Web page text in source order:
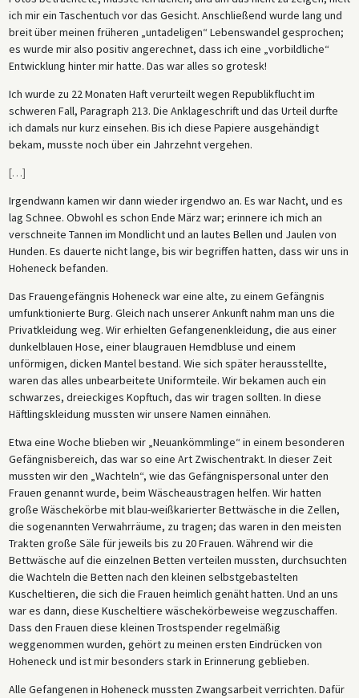
ich mir ein Taschentuch vor das Gesicht. Anschließend wurde lang und
breit über meinen früheren „untadeligen“ Lebenswandel gesprochen;
es wurde mir also positiv angerechnet, dass ich eine „vorbildliche“
Entwicklung hinter mir hatte. Das war alles so grotesk!
Ich wurde zu 22 Monaten Haft verurteilt wegen Republikflucht im
schweren Fall, Paragraph 213. Die Anklageschrift und das Urteil durfte
ich damals nur kurz einsehen. Bis ich diese Papiere ausgehändigt
bekam, musste noch über ein Jahrzehnt vergehen.
[…]
Irgendwann kamen wir dann wieder irgendwo an. Es war Nacht, und es
lag Schnee. Obwohl es schon Ende März war; erinnere ich mich an
verschneite Tannen im Mondlicht und an lautes Bellen und Jaulen von
Hunden. Es dauerte nicht lange, bis wir begriffen hatten, dass wir uns in
Hoheneck befanden.
Das Frauengefängnis Hoheneck war eine alte, zu einem Gefängnis
umfunktionierte Burg. Gleich nach unserer Ankunft nahm man uns die
Privatkleidung weg. Wir erhielten Gefangenenkleidung, die aus einer
dunkelblauen Hose, einer blaugrauen Hemdbluse und einem
unförmigen, dicken Mantel bestand. Wie sich später herausstellte,
waren das alles unbearbeitete Uniformteile. Wir bekamen auch ein
schwarzes, dreieckiges Kopftuch, das wir tragen sollten. In diese
Häftlingskleidung mussten wir unsere Namen einnähen.
Etwa eine Woche blieben wir „Neuankömmlinge“ in einem besonderen
Gefängnisbereich, das war so eine Art Zwischentrakt. In dieser Zeit
mussten wir den „Wachteln“, wie das Gefängnispersonal unter den
Frauen genannt wurde, beim Wäscheaustragen helfen. Wir hatten
große Wäschekörbe mit blau-weißkarierter Bettwäsche in die Zellen,
die sogenannten Verwahrräume, zu tragen; das waren in den meisten
Trakten große Säle für jeweils bis zu 20 Frauen. Während wir die
Bettwäsche auf die einzelnen Betten verteilen mussten, durchsuchten
die Wachteln die Betten nach den kleinen selbstgebastelten
Kuscheltieren, die sich die Frauen heimlich genäht hatten. Und an uns
war es dann, diese Kuscheltiere wäschekörbeweise wegzuschaffen.
Dass den Frauen diese kleinen Trostspender regelmäßig
weggenommen wurden, gehört zu meinen ersten Eindrücken von
Hoheneck und ist mir besonders stark in Erinnerung geblieben.
Alle Gefangenen in Hoheneck mussten Zwangsarbeit verrichten. Dafür